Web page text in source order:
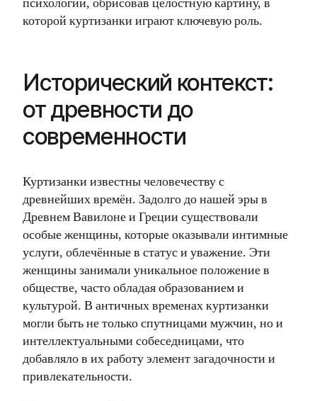
которой куртизанки играют ключевую роль.
Исторический контекст:
от древности до
современности
Куртизанки известны человечеству с
древнейших времён. Задолго до нашей эры в
Древнем Вавилоне и Греции существовали
особые женщины, которые оказывали интимные
услуги, облечённые в статус и уважение. Эти
женщины занимали уникальное положение в
обществе, часто обладая образованием и
культурой. В античных временах куртизанки
могли быть не только спутницами мужчин, но и
интеллектуальными собеседницами, что
добавляло в их работу элемент загадочности и
привлекательности.